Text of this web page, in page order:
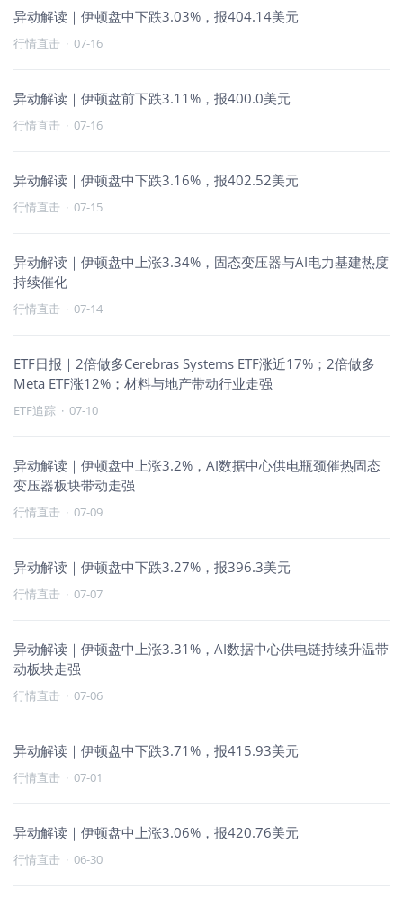
异动解读｜伊顿盘中下跌3.03%，报404.14美元
行情直击 · 07-16
异动解读｜伊顿盘前下跌3.11%，报400.0美元
行情直击 · 07-16
异动解读｜伊顿盘中下跌3.16%，报402.52美元
行情直击 · 07-15
异动解读｜伊顿盘中上涨3.34%，固态变压器与AI电力基建热度
持续催化
行情直击 · 07-14
ETF日报｜2倍做多Cerebras Systems ETF涨近17%；2倍做多
Meta ETF涨12%；材料与地产带动行业走强
ETF追踪 · 07-10
异动解读｜伊顿盘中上涨3.2%，AI数据中心供电瓶颈催热固态
变压器板块带动走强
行情直击 · 07-09
异动解读｜伊顿盘中下跌3.27%，报396.3美元
行情直击 · 07-07
异动解读｜伊顿盘中上涨3.31%，AI数据中心供电链持续升温带
动板块走强
行情直击 · 07-06
异动解读｜伊顿盘中下跌3.71%，报415.93美元
行情直击 · 07-01
异动解读｜伊顿盘中上涨3.06%，报420.76美元
行情直击 · 06-30